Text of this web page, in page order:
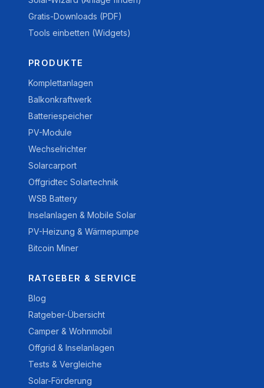
Gratis-Downloads (PDF)
Tools einbetten (Widgets)
PRODUKTE
Komplettanlagen
Balkonkraftwerk
Batteriespeicher
PV-Module
Wechselrichter
Solarcarport
Offgridtec Solartechnik
WSB Battery
Inselanlagen & Mobile Solar
PV-Heizung & Wärmepumpe
Bitcoin Miner
RATGEBER & SERVICE
Blog
Ratgeber-Übersicht
Camper & Wohnmobil
Offgrid & Inselanlagen
Tests & Vergleiche
Solar-Förderung